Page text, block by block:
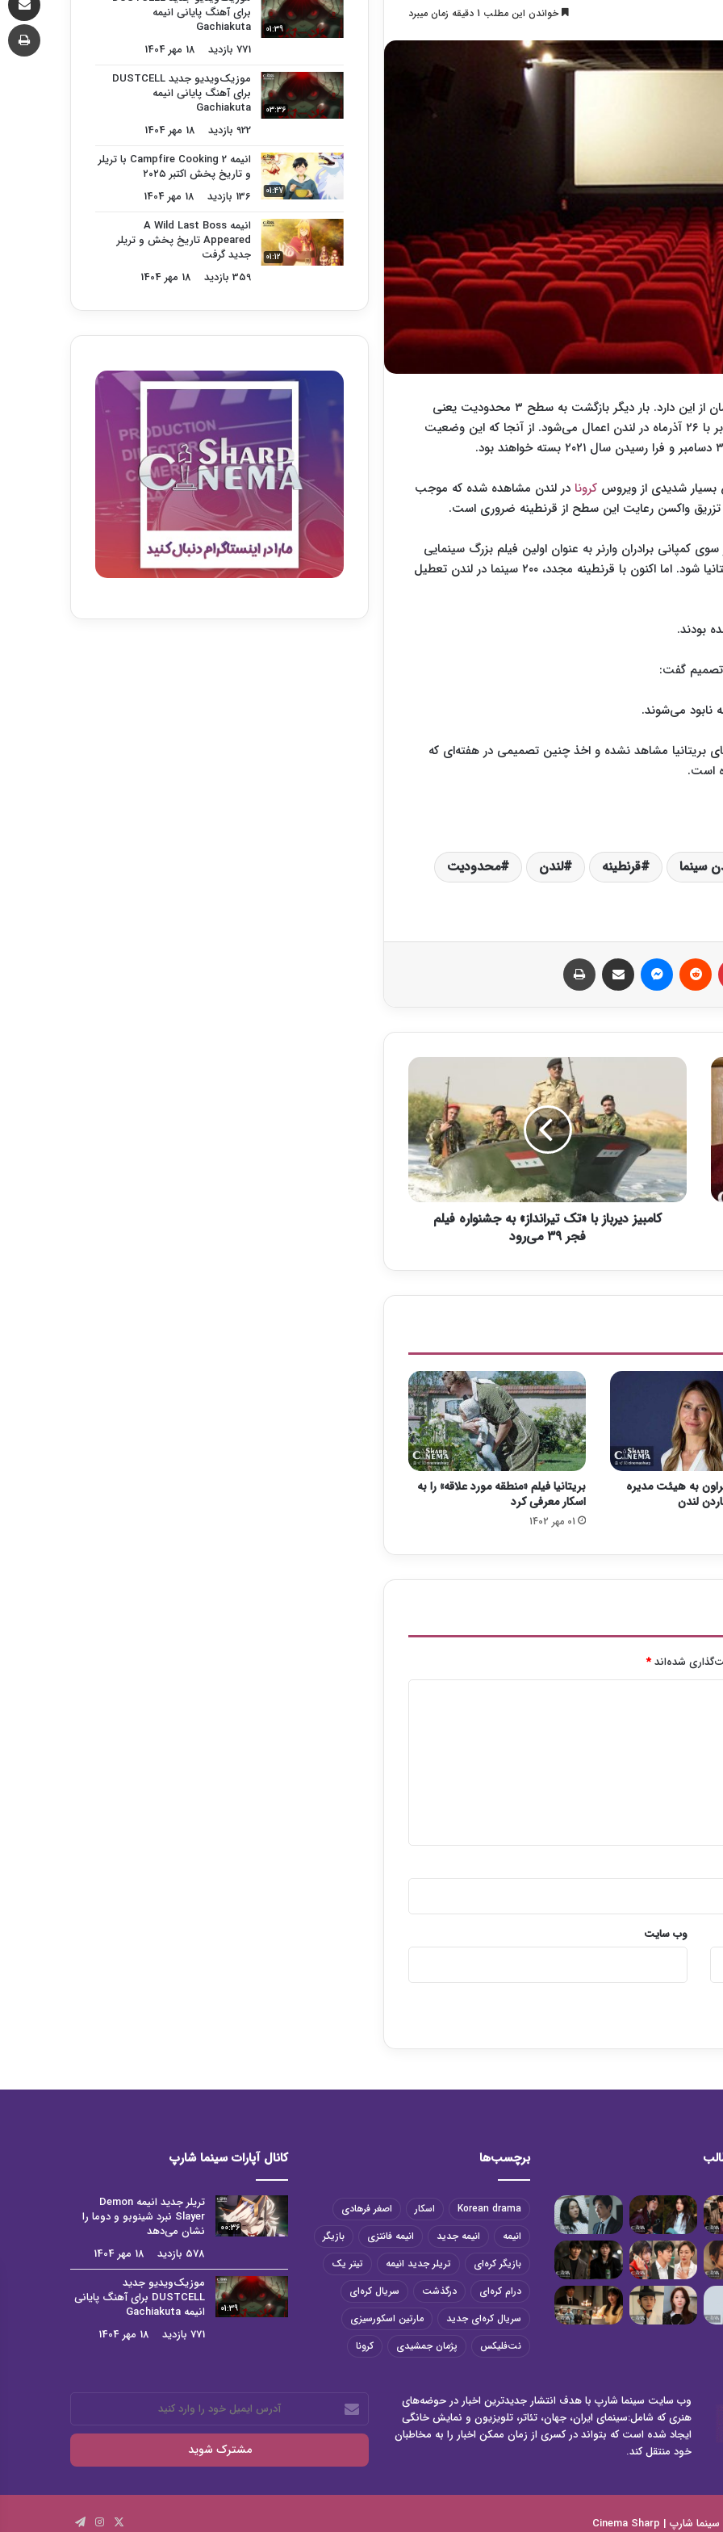
خواندن این مطلب 1 دقیقه زمان میبرد
به نقل از اسکرین دیلی، بیانیه وزیر بهداشت بریتانیا نشان از این دارد. بار دیگر بازگشت به سطح ۳ محدودیت یعنی
بالاترین سطح قرنطینه از بامداد چهارشنبه ۱۶ دسامبر برابر با ۲۶ آذرماه در لندن اعمال می‌شود. از آنجا که این وضعیت
بسیار شدیدی از ویروس کرونا در لندن مشاهده شده که موجب
تزریق واکسن رعایت این سطح از قرنطینه ضروری است.
حالی است که قرار بود «زن شگفت‌انگیز ۱۹۸۴» از سوی کمپانی برادران وارنر به عنوان اولین فیلم بزرگ سینمایی
پس از «تنت» نولان در همین مقطع وارد سینماهای بریتانیا شود. اما اکنون با قرنطینه مجدد، ۲۰۰ سینما در لندن تعطیل
تصمیم گفت:
بریتانیا مشاهد نشده و اخذ چنین تصمیمی در هفته‌ای که
سینما قرنطینه لندن
محدودیت
ک
ب
ی
ز
ی
ر
ب
ت
ی
ر
ا
ن
د
ا
ز
»
ب
ش
ه
ف
ی
ر
د
کامبیز دیرباز با «تک تیرانداز» به جشنواره فیلم
فجر ۳۹ می‌رود
به هیئت مدیره
لندن
بریتانیا فیلم «منطقه مورد علاقه» را به
اسکار معرفی کرد
01 مهر 1402
شده‌اند*
وب‌ سایت
01:39
برای آهنگ پایانی انیمه
Gachiakuta
771 بازدید
18 مهر 1404
03:36
موزیک‌ویدیو جدید DUSTCELL
برای آهنگ پایانی انیمه
Gachiakuta
922 بازدید
18 مهر 1404
01:47
انیمه Campfire Cooking 2 با تریلر
و تاریخ پخش اکتبر ۲۰۲۵
136 بازدید
18 مهر 1404
01:12
انیمه A Wild Last Boss
Appeared تاریخ پخش و تریلر
جدید گرفت
359 بازدید
18 مهر 1404
برچسب‌ها
Korean drama اسکار
اصغر فرهادی
انیمه
انیمه جدید انیمه فانتزی
بازیگر
بازیگر کره‌ای
تریلر جدید انیمه
تیتر یک
درام کره‌ای
درگذشت
سریال کره‌ای
سریال کره‌ای جدید
مارتین اسکورسیزی
نت‌فلیکس
پژمان جمشیدی کرونا
کانال آپارات سینما شارپ
00:36
تریلر جدید انیمه Demon
Slayer نبرد شینوبو و دوما را
نشان می‌دهد
578 بازدید
18 مهر 1404
01:39
موزیک‌ویدیو جدید
DUSTCELL برای آهنگ پایانی
انیمه Gachiakuta
771 بازدید
18 مهر 1404
وب سایت سینما شارپ با هدف انتشار جدیدترین اخبار در حوضه‌های
هنری که شامل:سینمای ایران، جهان، تئاتر، تلویزیون و نمایش خانگی
ایجاد شده است که بتواند در کسری از زمان ممکن اخبار را به مخاطبان
خود منتقل کند.
آدرس
ایمیل
خود
وارد
سینما شارپ | Cinema Sharp اینستاگرام